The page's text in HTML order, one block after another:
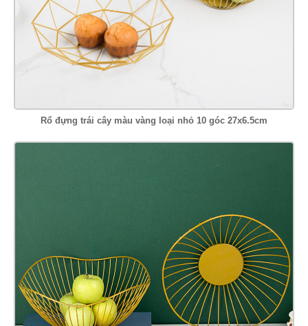
Rổ đựng trái cây màu vàng loại nhỏ 10 góc 27x6.5cm